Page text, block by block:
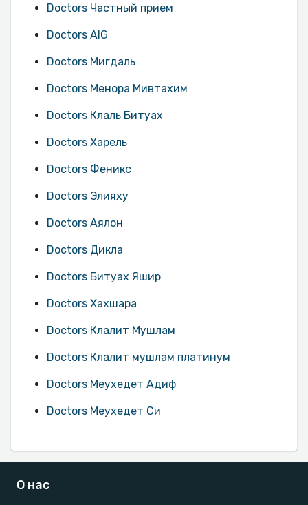
Doctors Частный прием
Doctors AIG
Doctors Мигдаль
Doctors Менора Мивтахим
Doctors Клаль Битуах
Doctors Харель
Doctors Феникс
Doctors Элияху
Doctors Аялон
Doctors Дикла
Doctors Битуах Яшир
Doctors Хахшара
Doctors Клалит Мушлам
Doctors Клалит мушлам платинум
Doctors Меухедет Адиф
Doctors Меухедет Си
О нас